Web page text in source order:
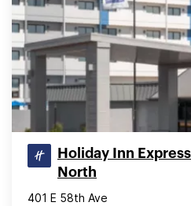
Holiday Inn
North
401 E 58th Ave